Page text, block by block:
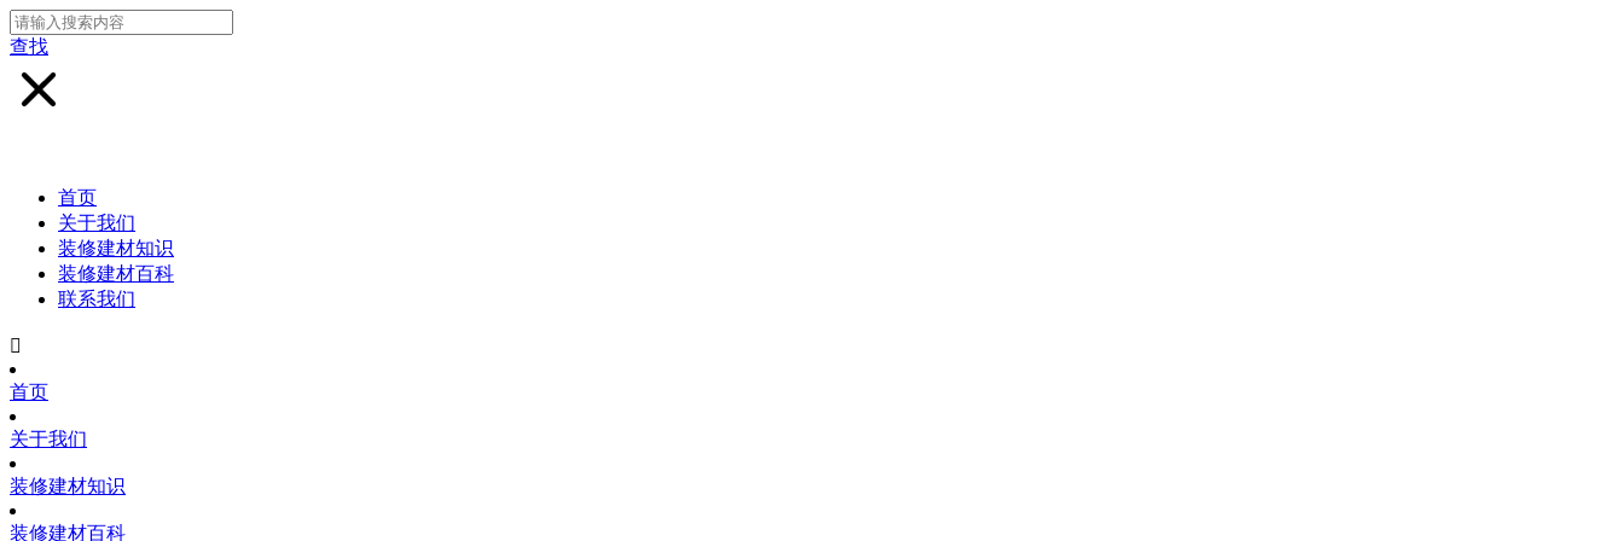
查找
首页
关于我们
装修建材知识
装修建材百科
联系我们

首页
关于我们
装修建材知识
装修建材百科